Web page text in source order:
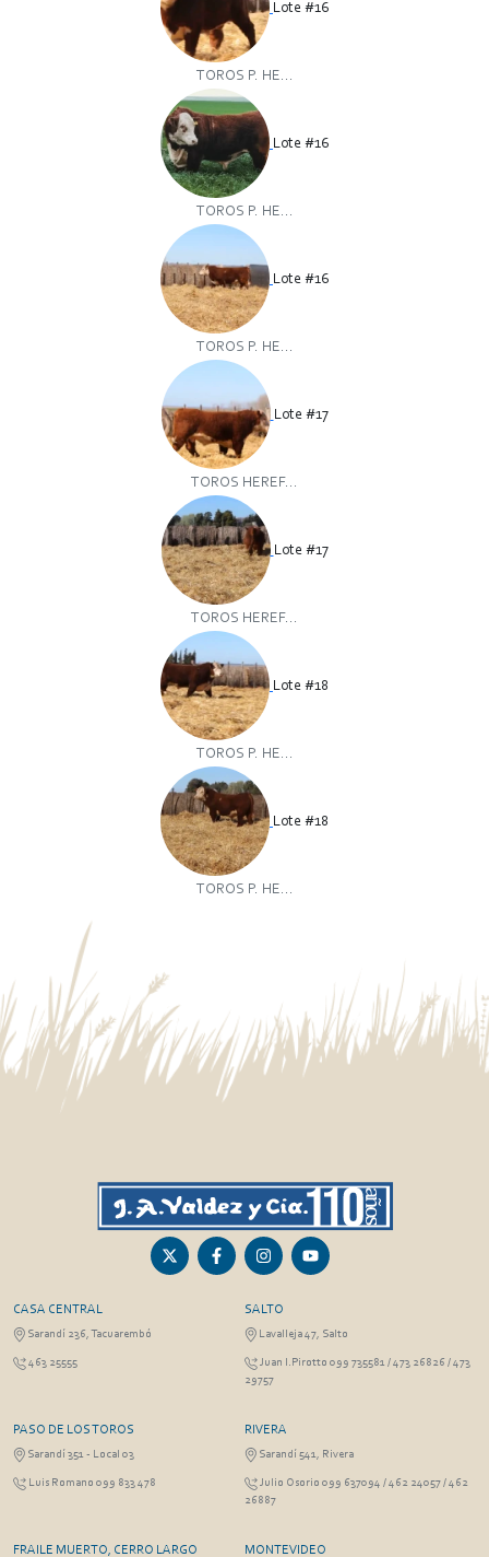
Lote #16
TOROS P. HE...
Lote #16
TOROS P. HE...
Lote #16
TOROS P. HE...
Lote #17
TOROS HEREF...
Lote #17
TOROS HEREF...
Lote #18
TOROS P. HE...
Lote #18
TOROS P. HE...
CASA CENTRAL
Sarandí 236, Tacuarembó
463 25555
SALTO
Lavalleja 47, Salto
Juan I.Pirotto 099 735581 / 473 26826 / 473
29757
PASO DE LOS TOROS
Sarandí 351 - Local 03
Luis Romano 099 833 478
RIVERA
Sarandí 541, Rivera
Julio Osorio 099 637094 / 462 24057 / 462
26887
FRAILE MUERTO, CERRO LARGO MONTEVIDEO